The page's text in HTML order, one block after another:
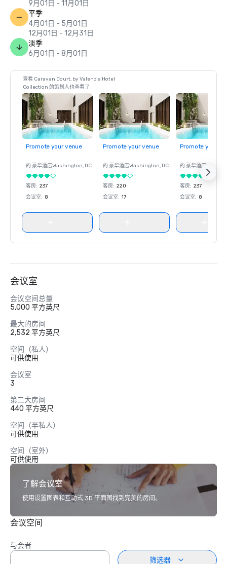
9月01日 - 11月01日
平季
4月01日 - 5月01日
12月01日 - 12月31日
淡季
6月01日 - 8月01日
查看 Caravan Court, by Valencia Hotel
Collection 的策划人也查看了
Promote your venue
的 豪华酒店Washington, DC
客房: 237
会议室: 8
Promote your venue
的 豪华酒店Washington, DC
客房: 220
会议室: 17
Promote your
的 豪华酒店
客房: 237
会议室: 8
会议室
会议空间总量
5,000 平方英尺
最大的房间
2,532 平方英尺
空间（私人）
可供使用
会议室
3
第二大房间
440 平方英尺
空间（半私人）
可供使用
空间（室外）
可供使用
了解会议室
使用设置图表和互动式 3D 平面图找到完美的房间。
会议空间
与会者
筛选器